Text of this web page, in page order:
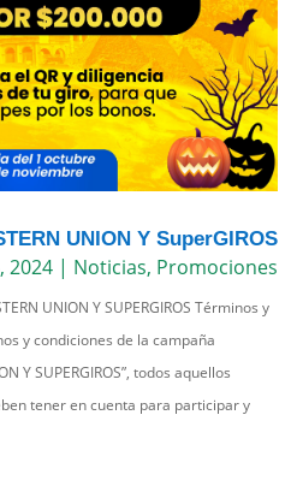
UNION Y SuperGIROS
2024| Noticias, Promociones
UNION Y SUPERGIROS Términos y
y condiciones de la campaña
Y SUPERGIROS”, todos aquellos
tener en cuenta para participar y